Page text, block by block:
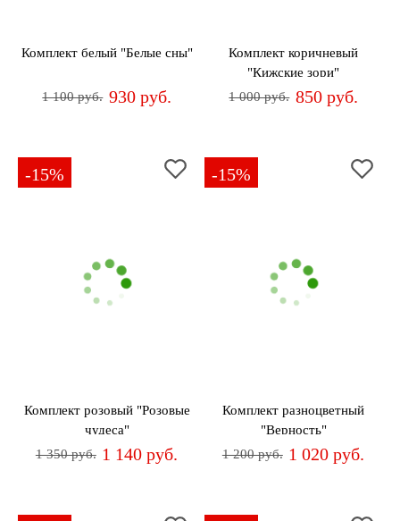
Комплект белый "Белые сны"
1 100 руб. 930 руб.
Комплект коричневый
"Кижские зори"
1 000 руб. 850 руб.
-15%
Комплект розовый "Розовые
чудеса"
1 350 руб. 1 140 руб.
-15%
Комплект разноцветный
"Верность"
1 200 руб. 1 020 руб.